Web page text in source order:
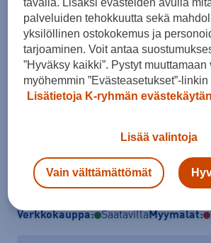
110 120 130 140 150
Kokotaulukko
Tarkista saatavuus ja tilaa
Verkkokauppa: Saatavilla Myymälät:
tavalla. Lisäksi evästeiden avulla
palveluiden tehokkuutta sekä
yksilöllinen ostokokemus ja
tarjoaminen. Voit antaa
”Hyväksy kaikki”. Pystyt
myöhemmin ”Evästeasetukset”-linkin
Lisätietoja K-ryhmän
Lisää valintoja
Vain välttämättömät